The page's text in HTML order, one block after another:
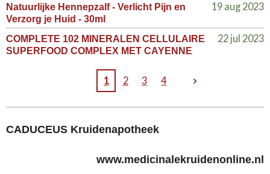
Natuurlijke Hennepzalf - Verlicht Pijn en
Verzorg je Huid - 30ml
19 aug 2023
COMPLETE 102 MINERALEN CELLULAIRE
SUPERFOOD COMPLEX MET CAYENNE
22 jul 2023
1 2 3 4
CADUCEUS Kruidenapotheek
www.medicinalekruidenonline.nl